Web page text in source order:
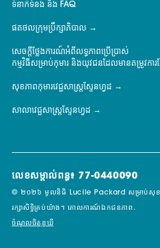
ទំនាក់ទំនង និង FAQ
ផតថលក្រុមប្រឹក្សាភិបាល
សេចក្តីថ្លែងការណ៍អំពីលទ្ធភាពប្រើប្រាស់
កម្មវិធីសម្រាប់កុមារ និងយុវជនដែលមានតម្រូវក
សុខភាពកុមារវេជ្ជសាស្ត្រស្ទែនហ្វដ
សាលាវេជ្ជសាស្ត្រស្ទែនហ្វដ
លេខសម្គាល់ពន្ធ៖ 77-0440090
© ២០២៦ មូលនិធិ Lucile Packard សម្រាប់សុខភ
រក្សាសិទ្ធិគ្រប់យ៉ាង។ គោលការណ៍ឯកជនភាព.
ចំណូលចិត្តខូឃី